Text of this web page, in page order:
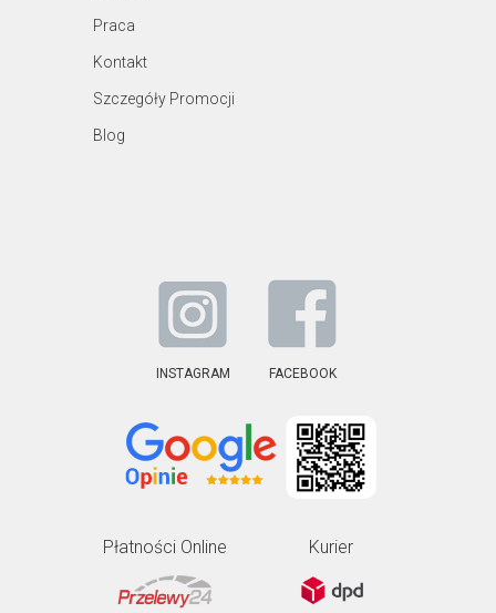
Praca
Kontakt
Szczegóły Promocji
Blog
INSTAGRAM FACEBOOK
Płatności Online Kurier